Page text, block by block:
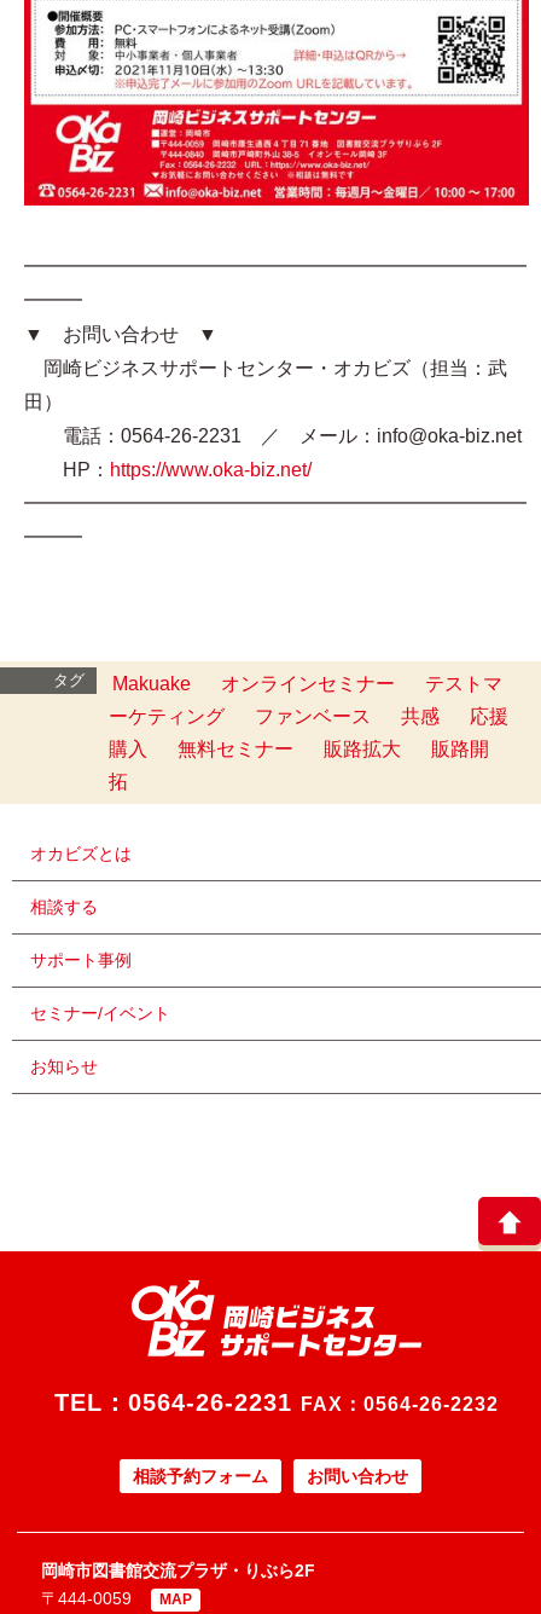
━━━━━━━━━━━━━━━━━━━━━━━━━━
━━━
▼ お問い合わせ ▼
岡崎ビジネスサポートセンター・オカビズ（担当：武
田）
電話：0564-26-2231 ／ メール：info@oka-biz.net
HP： https://www.oka-biz.net/
━━━━━━━━━━━━━━━━━━━━━━━━━━
━━━
タグ Makuake オンラインセミナー
テストマ
ーケティング
ファンベース 共感
応援
購入
無料セミナー 販路拡大
販路開
拓
オカビズとは
相談する
サポート事例
セミナー/イベント
お知らせ
TEL： 0564-26-2231 FAX：0564-26-2232
相談予約フォーム お問い合わせ
岡崎市図書館交流プラザ・りぶら2F
〒444-0059
MAP